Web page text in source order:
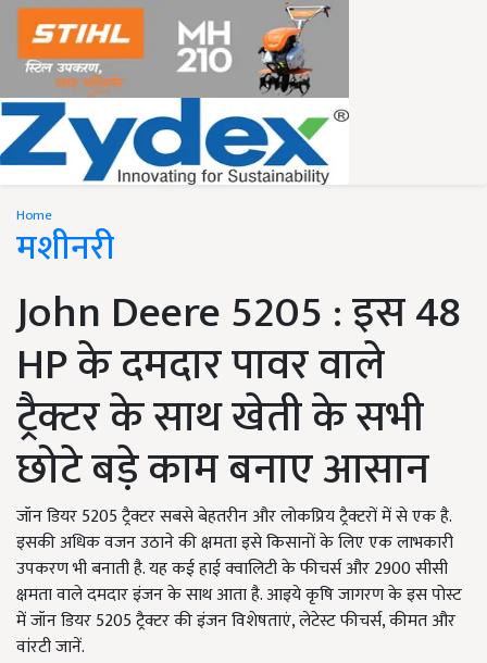
Home
मशीनरी
John Deere 5205 : इस 48
HP के दमदार पावर वाले
ट्रैक्टर के साथ खेती के सभी
छोटे बड़े काम बनाए आसान
जॉन डियर 5205 ट्रैक्टर सबसे बेहतरीन और लोकप्रिय ट्रैक्टरों में से एक है.
इसकी अधिक वजन उठाने की क्षमता इसे किसानों के लिए एक लाभकारी
उपकरण भी बनाती है. यह कई हाई क्वालिटी के फीचर्स और 2900 सीसी
क्षमता वाले दमदार इंजन के साथ आता है. आइये कृषि जागरण के इस पोस्ट
में जॉन डियर 5205 ट्रैक्टर की इंजन विशेषताएं, लेटेस्ट फीचर्स, कीमत और
वांरटी जानें.